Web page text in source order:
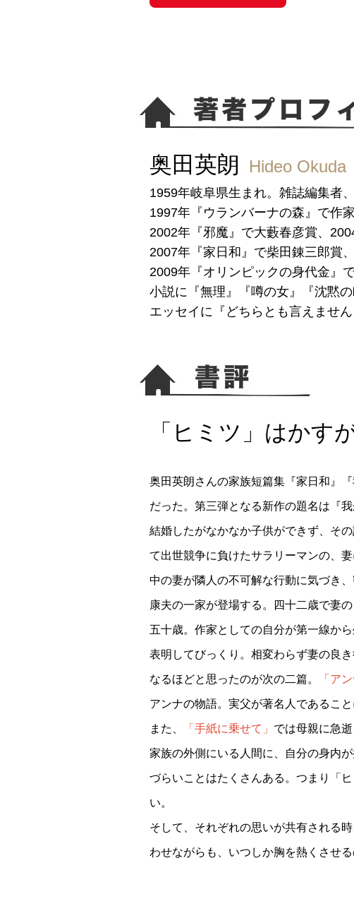
奥田英朗 Hideo Okuda
1959年岐阜県生まれ。雑誌編集者
1997年『ウランバーナの森』で作家
2002年『邪魔』で大藪春彦賞、
2007年『家日和』で柴田錬三郎賞、
2009年『オリンピックの身代金』
小説に『無理』『噂の女』『沈黙
エッセイに『どちらとも言えませ
「ヒミツ」はかす
奥田英朗さんの家族短篇集『家日和』
だった。第三弾となる新作の題名は『
結婚したがなかなか子供ができず、そ
て出世競争に負けたサラリーマンの、
中の妻が隣人の不可解な行動に気づき
康夫の一家が登場する。四十二歳で妻
五十歳。作家としての自分が第一線か
表明してびっくり。相変わらず妻の良
なるほどと思ったのが次の二篇。 「ア
アンナの物語。実父が著名人であるこ
また、 「手紙に乗せて」 では母親に急
家族の外側にいる人間に、自分の身内
づらいことはたくさんある。つまり「
い。
そして、それぞれの思いが共有される
わせながらも、いつしか胸を熱くさせる